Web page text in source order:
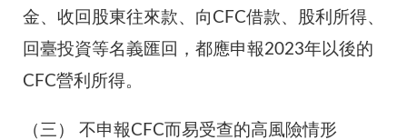
金、收回股東往來款、向CFC借款、股利所得、
回臺投資等名義匯回，都應申報2023年以後的
CFC營利所得。
（三）
不申報CFC而易受查的高風險情形